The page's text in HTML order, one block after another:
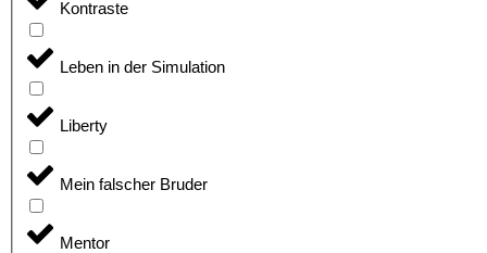
Kontraste
Leben in der Simulation
Liberty
Mein falscher Bruder
Mentor